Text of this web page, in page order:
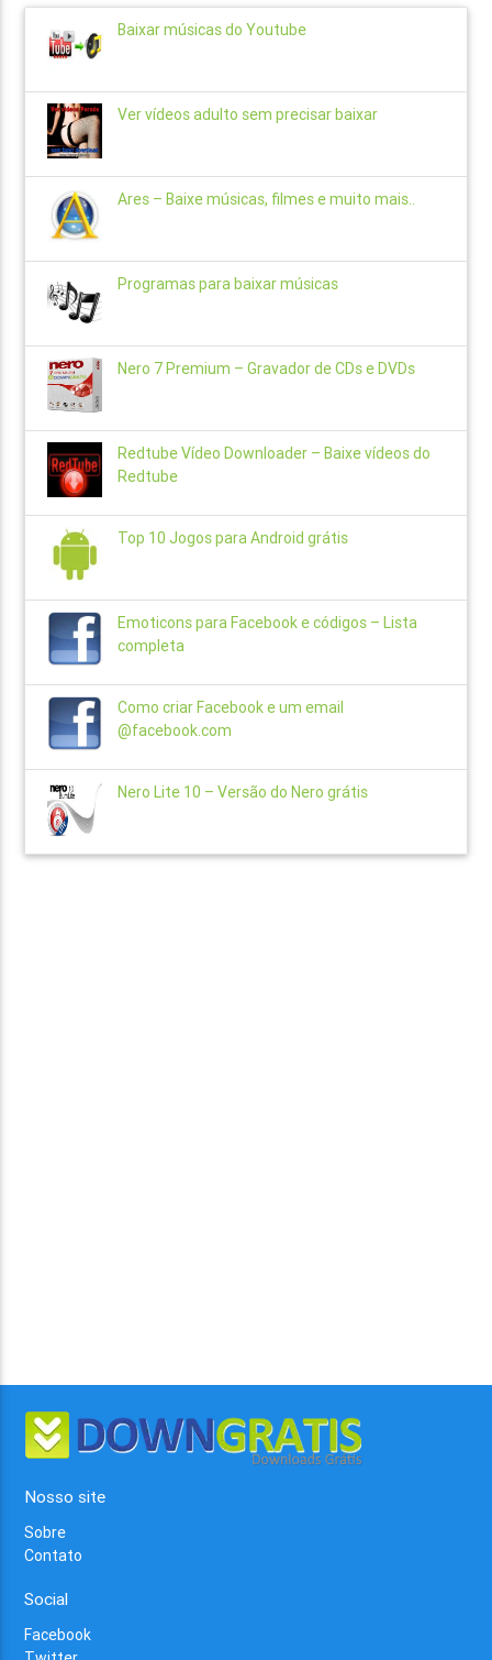
Baixar músicas do Youtube
Ver vídeos adulto sem precisar baixar
Ares – Baixe músicas, filmes e muito mais..
Programas para baixar músicas
Nero 7 Premium – Gravador de CDs e DVDs
Redtube Vídeo Downloader – Baixe vídeos do
Redtube
Top 10 Jogos para Android grátis
Emoticons para Facebook e códigos – Lista
completa
Como criar Facebook e um email
@facebook.com
Nero Lite 10 – Versão do Nero grátis
Nosso site
Sobre
Contato
Social
Facebook